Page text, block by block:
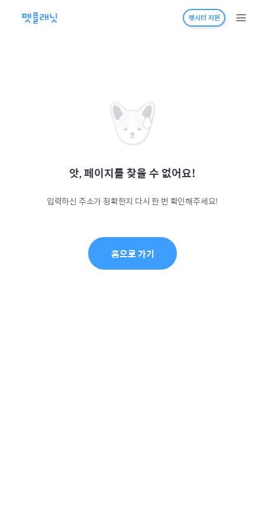
펫시터 지원
앗, 페이지를 찾을 수 없어요!
입력하신 주소가 정확한지 다시 한 번 확인해주세요!
홈으로 가기